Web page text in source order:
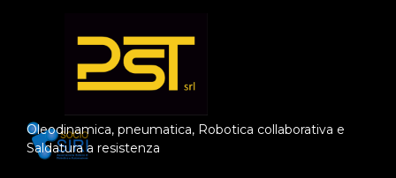
Oleodinamica, pneumatica, Robotica collaborativa e
Saldatura a resistenza